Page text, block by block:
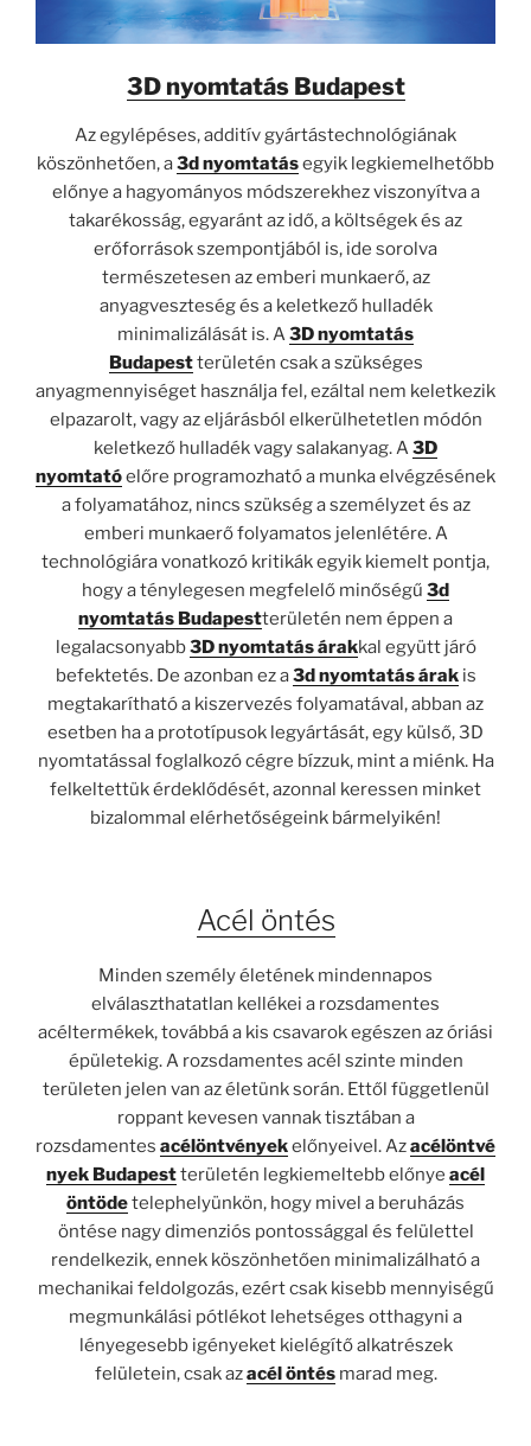
3D nyomtatás Budapest
Az egylépéses, additív gyártástechnológiának
köszönhetően, a3d nyomtatásegyik legkiemelhetőbb
előnye a hagyományos módszerekhez viszonyítva a
takarékosság, egyaránt az idő, a költségek és az
erőforrások szempontjából is, ide sorolva
természetesen az emberi munkaerő, az
anyagveszteség és a keletkező hulladék
minimalizálását is. A3D nyomtatás
Budapestterületén csak a szükséges
anyagmennyiséget használja fel, ezáltal nem keletkezik
elpazarolt, vagy az eljárásból elkerülhetetlen módón
keletkező hulladék vagy salakanyag. A3D
nyomtatóelőre programozható a munka elvégzésének
a folyamatához, nincs szükség a személyzet és az
emberi munkaerő folyamatos jelenlétére. A
technológiára vonatkozó kritikák egyik kiemelt pontja,
hogy a ténylegesen megfelelő minőségű 3d
nyomtatás Budapestterületén nem éppen a
legalacsonyabb3D nyomtatás árakkal együtt járó
befektetés. De azonban ez a3d nyomtatás árakis
megtakarítható a kiszervezés folyamatával, abban az
esetben ha a prototípusok legyártását, egy külső, 3D
nyomtatással foglalkozó cégre bízzuk, mint a miénk. Ha
felkeltettük érdeklődését, azonnal keressen minket
bizalommal elérhetőségeink bármelyikén!
Acél öntés
Minden személy életének mindennapos
elválaszthatatlan kellékei a rozsdamentes
acéltermékek, továbbá a kis csavarok egészen az óriási
épületekig. A rozsdamentes acél szinte minden
területen jelen van az életünk során. Ettől függetlenül
roppant kevesen vannak tisztában a
rozsdamentes acélöntvényekelőnyeivel. Azacélöntvé
nyek Budapestterületén legkiemeltebb előnye acél
öntödetelephelyünkön, hogy mivel a beruházás
öntése nagy dimenziós pontossággal és felülettel
rendelkezik, ennek köszönhetően minimalizálható a
mechanikai feldolgozás, ezért csak kisebb mennyiségű
megmunkálási pótlékot lehetséges otthagyni a
lényegesebb igényeket kielégítő alkatrészek
felületein, csak azacél öntésmarad meg.